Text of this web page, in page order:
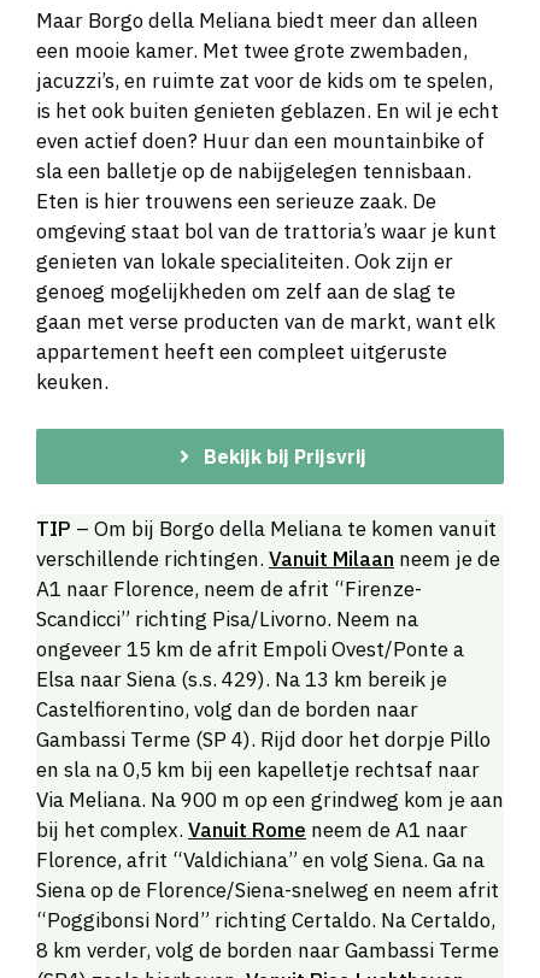
Maar Borgo della Meliana biedt meer dan alleen
een mooie kamer. Met twee grote zwembaden,
jacuzzi’s, en ruimte zat voor de kids om te spelen,
is het ook buiten genieten geblazen. En wil je echt
even actief doen? Huur dan een mountainbike of
sla een balletje op de nabijgelegen tennisbaan.
Eten is hier trouwens een serieuze zaak. De
omgeving staat bol van de trattoria’s waar je kunt
genieten van lokale specialiteiten. Ook zijn er
genoeg mogelijkheden om zelf aan de slag te
gaan met verse producten van de markt, want elk
appartement heeft een compleet uitgeruste
keuken.
Bekijk bij Prijsvrij
TIP – Om bij Borgo della Meliana te komen vanuit
verschillende richtingen. Vanuit Milaan neem je de
A1 naar Florence, neem de afrit “Firenze-
Scandicci” richting Pisa/Livorno. Neem na
ongeveer 15 km de afrit Empoli Ovest/Ponte a
Elsa naar Siena (s.s. 429). Na 13 km bereik je
Castelfiorentino, volg dan de borden naar
Gambassi Terme (SP 4). Rijd door het dorpje Pillo
en sla na 0,5 km bij een kapelletje rechtsaf naar
Via Meliana. Na 900 m op een grindweg kom je aan
bij het complex. Vanuit Rome neem de A1 naar
Florence, afrit “Valdichiana” en volg Siena. Ga na
Siena op de Florence/Siena-snelweg en neem afrit
“Poggibonsi Nord” richting Certaldo. Na Certaldo,
8 km verder, volg de borden naar Gambassi Terme